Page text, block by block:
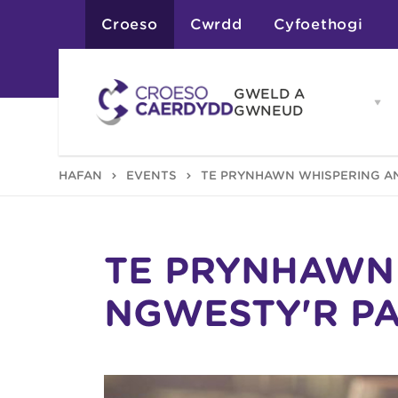
Croeso Cwrdd Cyfoethogi
GWELD A
GWNEUD
Atyniadau
HAFAN EVENTS TE PRYNHAWN WHISPERING
TE
NGWESTY'R